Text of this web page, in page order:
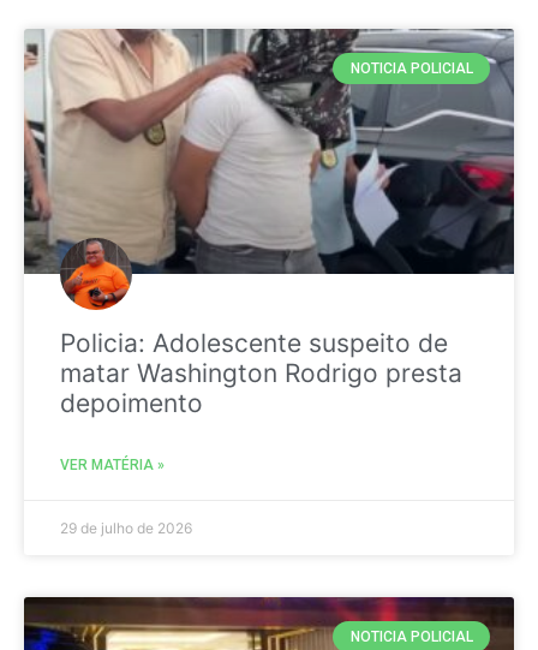
NOTICIA POLICIAL
Policia: Adolescente suspeito de
matar Washington Rodrigo presta
depoimento
VER MATÉRIA »
29 de julho de 2026
NOTICIA POLICIAL